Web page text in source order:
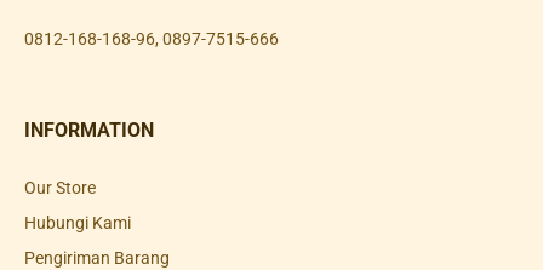
0812-168-168-96, 0897-7515-666
INFORMATION
Our Store
Hubungi Kami
Pengiriman Barang